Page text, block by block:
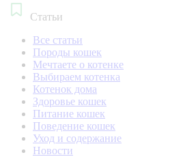
Статьи
Все статьи
Породы кошек
Мечтаете о котенке
Выбираем котенка
Котенок дома
Здоровье кошек
Питание кошек
Поведение кошек
Уход и содержание
Новости